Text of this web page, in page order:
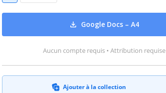
Google Docs – A4
Aucun compte requis • Attribution requise
Ajouter à la collection